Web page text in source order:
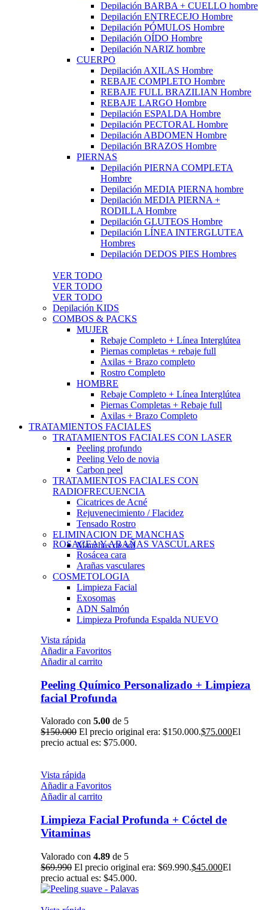
Depilación BARBA + CUELLO hombre
Depilación ENTRECEJO Hombre
Depilación PÓMULOS Hombre
Depilación OÍDO Hombre
Depilación NARIZ hombre
CUERPO
Depilación AXILAS Hombre
REBAJE COMPLETO Hombre
REBAJE FULL BRAZILIAN Hombre
REBAJE LARGO Hombre
Depilación ESPALDA Hombre
Depilación PECTORAL Hombre
Depilación ABDOMEN Hombre
Depilación BRAZOS Hombre
PIERNAS
Depilación PIERNA COMPLETA
Hombre
Depilación MEDIA PIERNA hombre
Depilación MEDIA PIERNA +
RODILLA Hombre
Depilación GLUTEOS Hombre
Depilación LÍNEA INTERGLUTEA
Hombres
Depilación DEDOS PIES Hombres
VER TODO
VER TODO
VER TODO
Depilación KIDS
COMBOS & PACKS
MUJER
Rebaje Completo + Línea Interglútea
Piernas completas + rebaje full
Axilas + Brazo completo
Rostro Completo
HOMBRE
Rebaje Completo + Línea Interglútea
Piernas Completas + Rebaje full
Axilas + Brazo Completo
TRATAMIENTOS FACIALES
TRATAMIENTOS FACIALES CON LASER
Peeling profundo
Peeling Velo de novia
Carbon peel
TRATAMIENTOS FACIALES CON
RADIOFRECUENCIA
Cicatrices de Acné
Rejuvenecimiento / Flacidez
Tensado Rostro
ELIMINACION DE MANCHAS
Manchas de sol
ROSACEA Y ARAÑAS VASCULARES
Rosácea cara
Arañas vasculares
COSMETOLOGIA
Limpieza Facial
Exosomas
ADN Salmón
Limpieza Profunda Espalda NUEVO
Vista rápida
Añadir a Favoritos
Añadir al carrito
Peeling Químico Personalizado + Limpieza
facial Profunda
Valorado con 5.00 de 5
$150.000 El precio original era: $150.000.$75.000El
precio actual es: $75.000.
Vista rápida
Añadir a Favoritos
Añadir al carrito
Limpieza Facial Profunda + Cóctel de
Vitaminas
Valorado con 4.89 de 5
$69.990 El precio original era: $69.990.$45.000El
precio actual es: $45.000.